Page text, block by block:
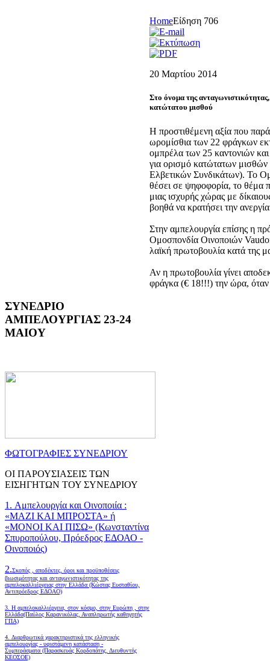
HomeΕίδηση 706
20 Μαρτίου 2014
Στο όνομα της
κατώτατου μισθού
Η προστιθέμενη αξία που
ωρομίσθια των 22 φράγκων
ομπρέλα των 25 καντονιών
για ορισμό κατώτατων
Ελβετικών Συνδικάτων). Το
θέσει σε ψηφοφορία, το θέμα
μιας ισχυρής χώρας με
βοηθά να κρατήσει την
Στην αμπελουργία επίσης η
Ομοσπονδία Οινοποιών
λαϊκή πρωτοβουλία κατά της
Αν η πρωτοβουλία γίνει
φράγκα (€ 18!!!) την ώρα,
ΣΥΝΕΔΡΙΟ
ΑΜΠΕΛΟΥΡΓΙΑΣ 23-24
ΜΑΙΟΥ
ΦΩΤΟΓΡΑΦΙΕΣ ΣΥΝΕΔΡΙΟΥ
ΟΙ ΠΑΡΟΥΣΙΑΣΕΙΣ ΤΩΝ
ΕΙΣΗΓΗΤΩΝ ΤΟΥ ΣΥΝΕΔΡΙΟΥ
1. Αμπελουργία και Οινοποιία :
«ΜΑΖΙ ΚΑΙ ΜΠΡΟΣΤΑ» ή
«ΜΟΝΟΙ ΚΑΙ ΠΙΣΩ» (Κωνσταντίνα
Σπυροπούλου, Πρόεδρος ΕΔΟΑΟ -
Οινοποιός)
2.Σκοπός , αποδέκτες, όροι και προϋποθέσεις
βιωσιμότητας και ανταγωνιστικότητας της
αμπελοκαλλιέργειας στην Ελλάδα (Κώστας Ευσταθίου,
Αντιπρόεδρος ΕΔΟΑΟ)
3. Η αμπελοκαλλιέργεια, στον κόσμο, στην Ευρώπη , στην
Ελλάδα(Παύλος Καρανικόλας, Αναπληρωτής καθηγητής
ΓΠΑ)
4. Διαρθρωτικά χαρακτηριστικά της ελληνικής
αμπελουργίας - υφιστάμενη κατάσταση -
Συμπεράσματα (Παρασκευάς Κορδοπάτης, Διευθυντής
ΚΕΟΣΟΕ)